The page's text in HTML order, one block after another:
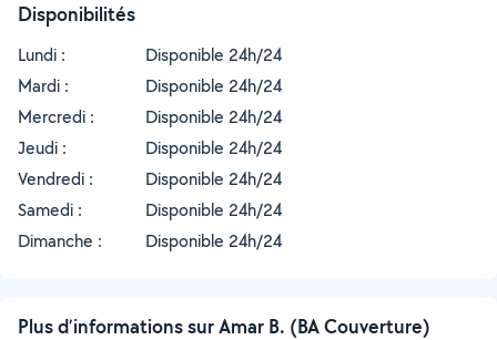
Disponibilités
Lundi :
Disponible 24h/24
Mardi :
Disponible 24h/24
Mercredi :
Disponible 24h/24
Jeudi :
Disponible 24h/24
Vendredi :
Disponible 24h/24
Samedi :
Disponible 24h/24
Dimanche :
Disponible 24h/24
Plus d’informations sur Amar B. (BA Couverture)